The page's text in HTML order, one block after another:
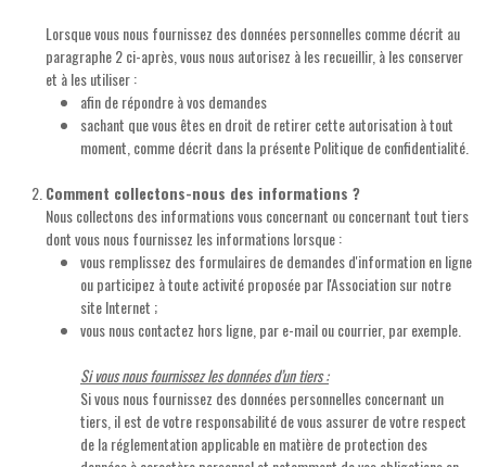
Lorsque vous nous fournissez des données personnelles comme décrit au
paragraphe 2 ci-après, vous nous autorisez à les recueillir, à les conserver
et à les utiliser :
afin de répondre à vos demandes
sachant que vous êtes en droit de retirer cette autorisation à tout
moment, comme décrit dans la présente Politique de confidentialité.
Comment collectons-nous des informations ?
Nous collectons des informations vous concernant ou concernant tout tiers
dont vous nous fournissez les informations lorsque :
vous remplissez des formulaires de demandes d'information en ligne
ou participez à toute activité proposée par l'Association sur notre
site Internet ;
vous nous contactez hors ligne, par e-mail ou courrier, par exemple.
Si vous nous fournissez les données d’un tiers :
Si vous nous fournissez des données personnelles concernant un
tiers, il est de votre responsabilité de vous assurer de votre respect
de la réglementation applicable en matière de protection des